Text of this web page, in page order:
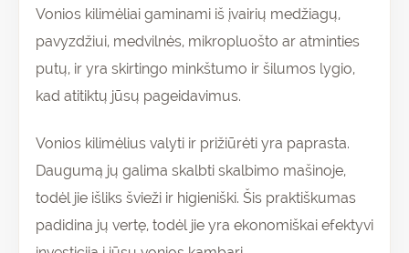
Vonios kilimėliai gaminami iš įvairių medžiagų,
pavyzdžiui, medvilnės, mikropluošto ar atminties
putų, ir yra skirtingo minkštumo ir šilumos lygio,
kad atitiktų jūsų pageidavimus.
Vonios kilimėlius valyti ir prižiūrėti yra paprasta.
Daugumą jų galima skalbti skalbimo mašinoje,
todėl jie išliks švieži ir higieniški. Šis praktiškumas
padidina jų vertę, todėl jie yra ekonomiškai efektyvi